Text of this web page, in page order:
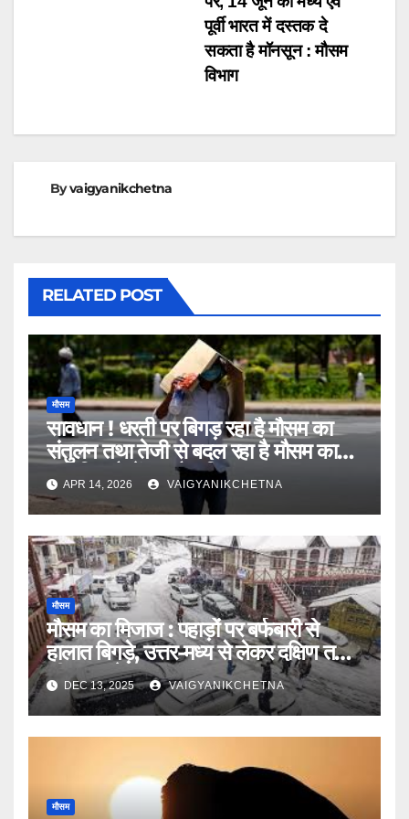
पूर्वी भारत में दस्तक दे
सकता है मॉनसून : मौसम
विभाग
Byvaigyanikchetna
RELATED POST
मौसम
सावधान ! धरती पर बिगड़ रहा है मौसम का
संतुलन तथा तेजी से बदल रहा है मौसम का
पारंपरिक कैलेंडर : वैज्ञानिक
APR 14, 2026 VAIGYANIKCHETNA
मौसम
मौसम का मिजाज : पहाड़ों पर बर्फबारी से
हालात बिगड़े, उत्तर-मध्य से लेकर दक्षिण तक
शीतलहर के आसार
DEC 13, 2025 VAIGYANIKCHETNA
मौसम